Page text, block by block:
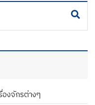
งจักรต่างๆ